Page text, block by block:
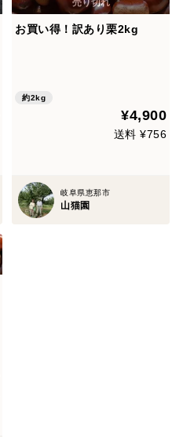
お買い得！訳あり栗2kg
約2kg
¥4,900
送料 ¥756
岐阜県恵那市
山猫園